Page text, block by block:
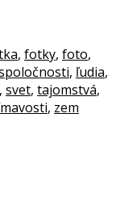
, fotky, foto,
, ľudia,
, svet, tajomstvá,
, zem